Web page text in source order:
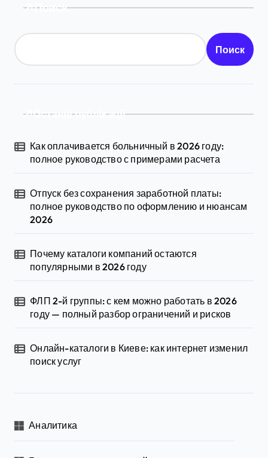
Поиск
Поиск
Останні публікації
Как оплачивается больничный в 2026 году:
полное руководство с примерами расчета
Отпуск без сохранения заработной платы:
полное руководство по оформлению и нюансам
2026
Почему каталоги компаний остаются
популярными в 2026 году
ФЛП 2-й группы: с кем можно работать в 2026
году — полный разбор ограничений и рисков
Онлайн-каталоги в Киеве: как интернет изменил
поиск услуг
Аналитика